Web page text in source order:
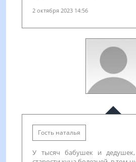
2 октября 2023 14:56
Гость наталья
У тысяч бабушек и